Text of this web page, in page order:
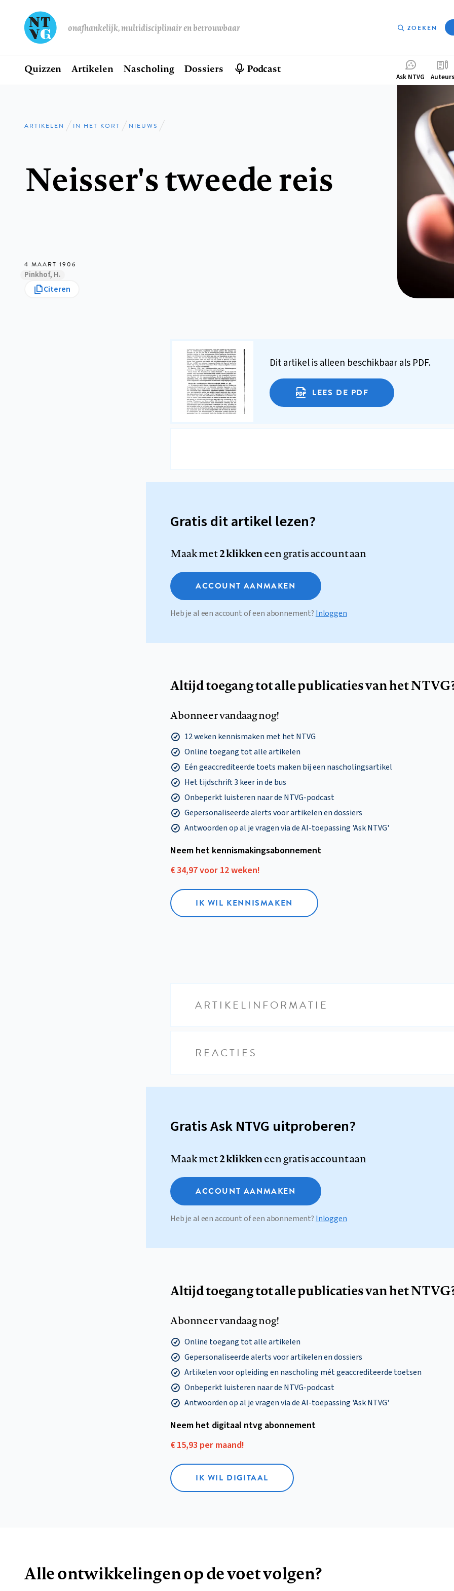
onafhankelijk, multidisciplinair en betrouwbaar ZOEKEN
Hoofdnavigatie
Home
Quizzen Artikelen Nascholing Dossiers Podcast
Ask NTVG Auteurs
Kruimelpad
ARTIKELEN IN HET KORT NIEUWS
Neisser's tweede reis
4 MAART 1906
Pinkhof, H.
Citeren
Dit artikel is alleen beschikbaar als PDF.
LEES DE PDF
Gratis dit artikel lezen?
Maak met2 klikkeneen gratis account aan
ACCOUNT AANMAKEN
Heb je al een account of een abonnement? Inloggen
Altijd toegang tot alle publicaties van het
Abonneer vandaag nog!
12 weken kennismaken met het NTVG
Online toegang tot alle artikelen
Eén geaccrediteerde toets maken bij een nascholingsartikel
Het tijdschrift 3 keer in de bus
Onbeperkt luisteren naar de NTVG-podcast
Gepersonaliseerde alerts voor artikelen en dossiers
Antwoorden op al je vragen via de AI-toepassing 'Ask NTVG'
Neem het kennismakings­abonnement
€ 34,97 voor 12 weken!
IK WIL KENNISMAKEN
ARTIKELINFORMATIE
REACTIES
Gratis Ask NTVG uitproberen?
Maak met2 klikkeneen gratis account aan
ACCOUNT AANMAKEN
Heb je al een account of een abonnement? Inloggen
Altijd toegang tot alle publicaties van het
Abonneer vandaag nog!
Online toegang tot alle artikelen
Gepersonaliseerde alerts voor artikelen en dossiers
Artikelen voor opleiding en nascholing mét geaccrediteerde toetsen
Onbeperkt luisteren naar de NTVG-podcast
Antwoorden op al je vragen via de AI-toepassing 'Ask NTVG'
Neem het digitaal ntvg abonnement
€ 15,93 per maand!
IK WIL DIGITAAL
Alle ontwikkelingen op de voet volgen?